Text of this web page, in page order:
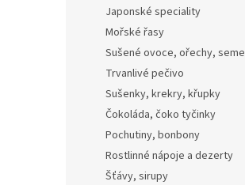
Japonské speciality
Mořské řasy
Sušené ovoce, ořechy,
Trvanlivé pečivo
Sušenky, krekry, křupky
Čokoláda, čoko tyčinky
Pochutiny, bonbony
Rostlinné nápoje a dezerty
Šťávy, sirupy